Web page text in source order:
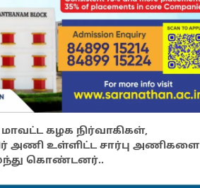
கழக நிர்வாகிகள்,
உள்ளிட்ட சார்பு அணிகளை
கொண்டனர்..